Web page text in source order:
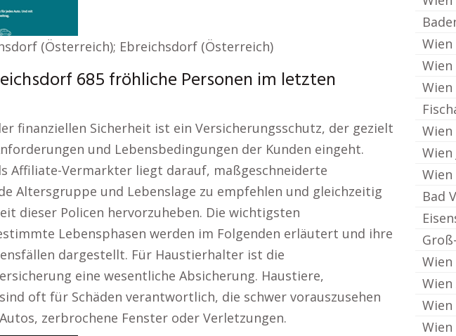
(Österreich); Ebreichsdorf (Österreich)
685 fröhliche Personen im letzten
finanziellen Sicherheit ist ein Versicherungsschutz, der gezielt
und Lebensbedingungen der Kunden eingeht.
Affiliate-Vermarkter liegt darauf, maßgeschneiderte
Altersgruppe und Lebenslage zu empfehlen und gleichzeitig
dieser Policen hervorzuheben. Die wichtigsten
Lebensphasen werden im Folgenden erläutert und ihre
dargestellt. Für Haustierhalter ist die
eine wesentliche Absicherung. Haustiere,
oft für Schäden verantwortlich, die schwer vorauszusehen
zerbrochene Fenster oder Verletzungen.
Wien
Bad